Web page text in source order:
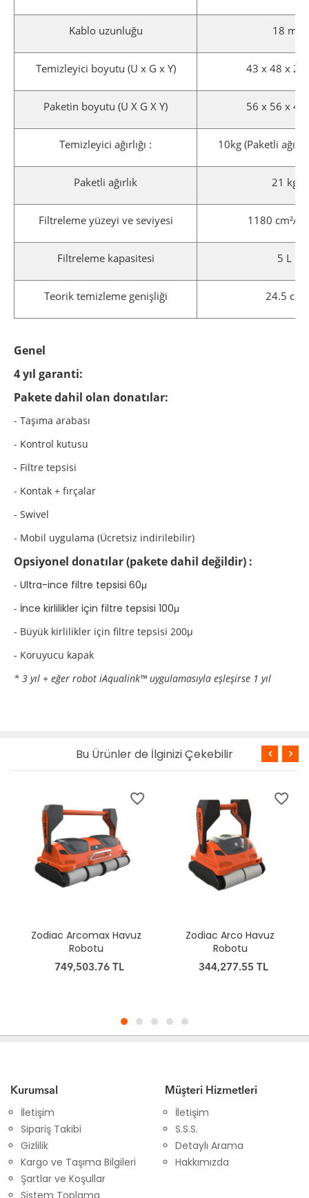
Kablo uzunluğu 18 m
Temizleyici boyutu (U x G x Y) 43 x 48 x 27
Paketin boyutu (U X G X Y) 56 x 56 x 46
Temizleyici ağırlığı : 10kg (Paketli
Paketli ağırlık 21 kg
Filtreleme yüzeyi ve seviyesi 1180 cm²/
Filtreleme kapasitesi 5 L
Teorik temizleme genişliği 24.5 cm
Genel
4 yıl garanti:
Pakete dahil olan donatılar:
- Taşıma arabası
- Kontrol kutusu
- Filtre tepsisi
- Kontak + fırçalar
- Swivel
- Mobil uygulama (Ücretsiz indirilebilir)
Opsiyonel donatılar (pakete dahil değildir) :
- Ultra-ince filtre tepsisi 60μ
- İnce kirlilikler için filtre tepsisi 100μ
- Büyük kirlilikler için filtre tepsisi 200μ
- Koruyucu kapak
* 3 yıl + eğer robot iAqualink™ uygulamasıyla eşleşirse 1 yıl
Bu Ürünler de İlginizi Çekebilir
favorite_border
Zodiac Arcomax Havuz
Robotu
749,503.76 TL
favorite_border
Zodiac Arco Havuz
Robotu
344,277.55 TL
Kurumsal
İletişim
Sipariş Takibi
Gizlilik
Kargo ve Taşıma Bilgileri
Şartlar ve Koşullar
Sistem Toplama
Müşteri Hizmetleri
İletişim
S.S.S.
Detaylı Arama
Hakkımızda